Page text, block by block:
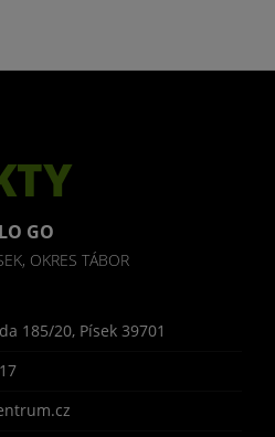
GO
OKRES TÁBOR
185/20, Písek 39701